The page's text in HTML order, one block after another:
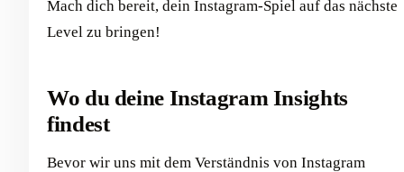
Mach dich bereit, dein Instagram-Spiel auf das nächste
Level zu bringen!
Wo du deine Instagram Insights
findest
Bevor wir uns mit dem Verständnis von Instagram